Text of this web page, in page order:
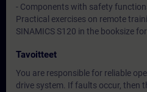
- Components with safety
Practical exercises on remote
SINAMICS S120 in the booksize
Tavoitteet
You are responsible for reliable
drive system. If faults occur, then